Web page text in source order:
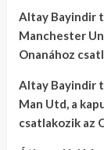
Altay Bayindir
Manchester
Onanához
Altay Bayindir
Man Utd, a
csatlakozik az